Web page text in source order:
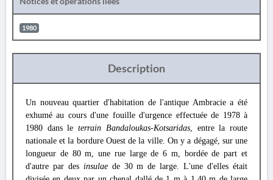
1980
Description
Un nouveau quartier d'habitation de l'antique Ambracie a été
exhumé au cours d'une fouille d'urgence effectuée de 1978 à
1980 dans leterrain Bandaloukas-Kotsaridas, entre la route
nationale et la bordure Ouest de la ville. On y a dégagé, sur une
longueur de 80 m, une rue large de 6 m, bordée de part et
d'autre par des insulae de 30 m de large. L'une d'elles était